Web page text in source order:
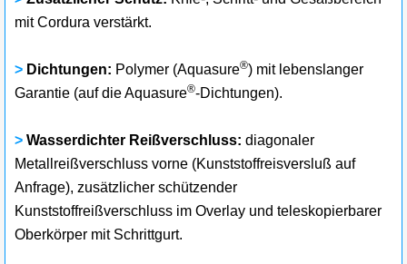
mit Cordura verstärkt.
> Dichtungen: Polymer (Aquasure®) mit lebenslanger
Garantie (auf die Aquasure®-Dichtungen).
> Wasserdichter Reißverschluss: diagonaler
Metallreißverschluss vorne (Kunststoffreisversluß auf
Anfrage), zusätzlicher schützender
Kunststoffreißverschluss im Overlay und teleskopierbarer
Oberkörper mit Schrittgurt.